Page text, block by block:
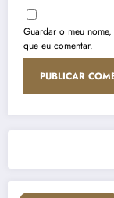
Guardar o meu
que eu comentar.